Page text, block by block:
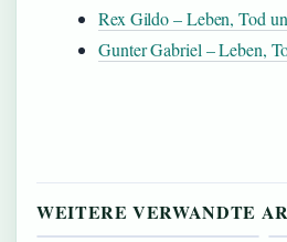
Rex Gildo – Leben, Tod
Gunter Gabriel – Leben,
WEITERE VERWANDTE